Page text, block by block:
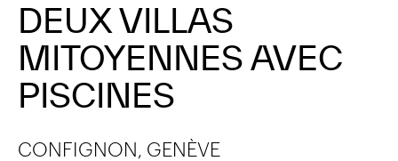
DEUX VILLAS
MITOYENNES AVEC
PISCINES
CONFIGNON, GENÈVE